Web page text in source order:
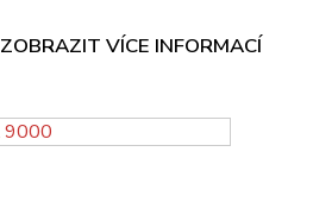
ZOBRAZIT VÍCE INFORMACÍ